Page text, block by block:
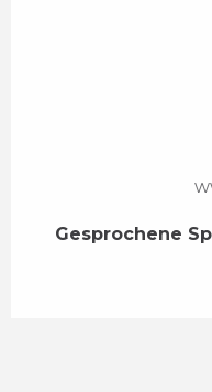
Gesprochene
Gesprochene